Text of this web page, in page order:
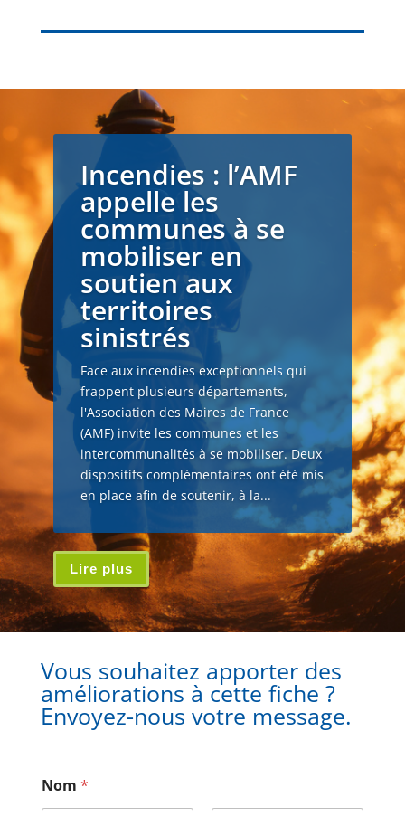
Incendies : l’AMF
appelle les
communes à se
mobiliser en
soutien aux
territoires
sinistrés
Face aux incendies exceptionnels qui
frappent plusieurs départements,
l'Association des Maires de France
(AMF) invite les communes et les
intercommunalités à se mobiliser. Deux
dispositifs complémentaires ont été mis
en place afin de soutenir, à la...
Lire plus
Vous souhaitez apporter des
améliorations à cette fiche ?
Envoyez-nous votre message.
Nom *